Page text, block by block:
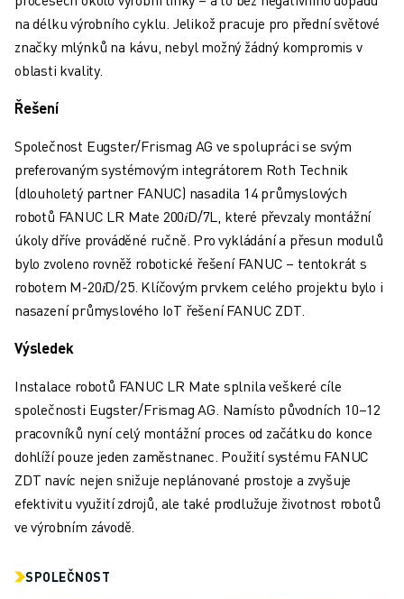
ŠKOLENÍ A VZDĚLÁVÁNÍ
AKADEMIE FANUC
ŘEŠENÍ PRO PRŮMYSLOVÁ ODVĚTVÍ
ŘEŠENÍ PRO VZDĚLÁVÁNÍ
WORLDSKILLS & YOUNG TALENTS
NOVINKY A UDÁLOSTI
NOVINKY A UDÁLOSTI
UDÁLOSTI
VZDĚLÁVACÍ AKCE
O SPOLEČNOSTI FANUC
O SPOLEČNOSTI FANUC
FANUC V EVROPĚ
NAŠE POBOČKY
KONTAKT
KONTAKT
LOKALITY
OTISK
na délku výrobního cyklu. Jelikož pracuje pro přední světové
značky mlýnků na kávu, nebyl možný žádný kompromis v
oblasti kvality.
Řešení
Společnost Eugster/Frismag AG ve spolupráci se svým
preferovaným systémovým integrátorem Roth Technik
(dlouholetý partner FANUC) nasadila 14 průmyslových
robotů FANUC LR Mate 200𝑖D/7L, které převzaly montážní
úkoly dříve prováděné ručně. Pro vykládání a přesun modulů
bylo zvoleno rovněž robotické řešení FANUC – tentokrát s
robotem M-20𝑖D/25. Klíčovým prvkem celého projektu bylo i
nasazení průmyslového IoT řešení FANUC ZDT.
Výsledek
Instalace robotů FANUC LR Mate splnila veškeré cíle
společnosti Eugster/Frismag AG. Namísto původních 10–12
pracovníků nyní celý montážní proces od začátku do konce
dohlíží pouze jeden zaměstnanec. Použití systému FANUC
ZDT navíc nejen snižuje neplánované prostoje a zvyšuje
efektivitu využití zdrojů, ale také prodlužuje životnost robotů
ve výrobním závodě.
SPOLEČNOST